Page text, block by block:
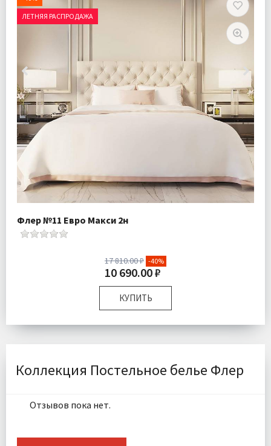
ЛЕТНЯЯ РАСПРОДАЖА
Флер №11 Евро Макси 2н
17 810.00 ₽ -40%
10 690.00 ₽
КУПИТЬ
Размер:
Евро Макси
Ткань:
Макосатин
Доставка:
Бесплатно
Коллекция Постельное белье Флер
Отзывов пока нет.